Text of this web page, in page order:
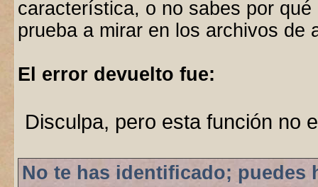
característica, o no sabes por
prueba a mirar en los archivos de
El error devuelto fue:
Disculpa, pero esta función no
No te has identificado; puedes